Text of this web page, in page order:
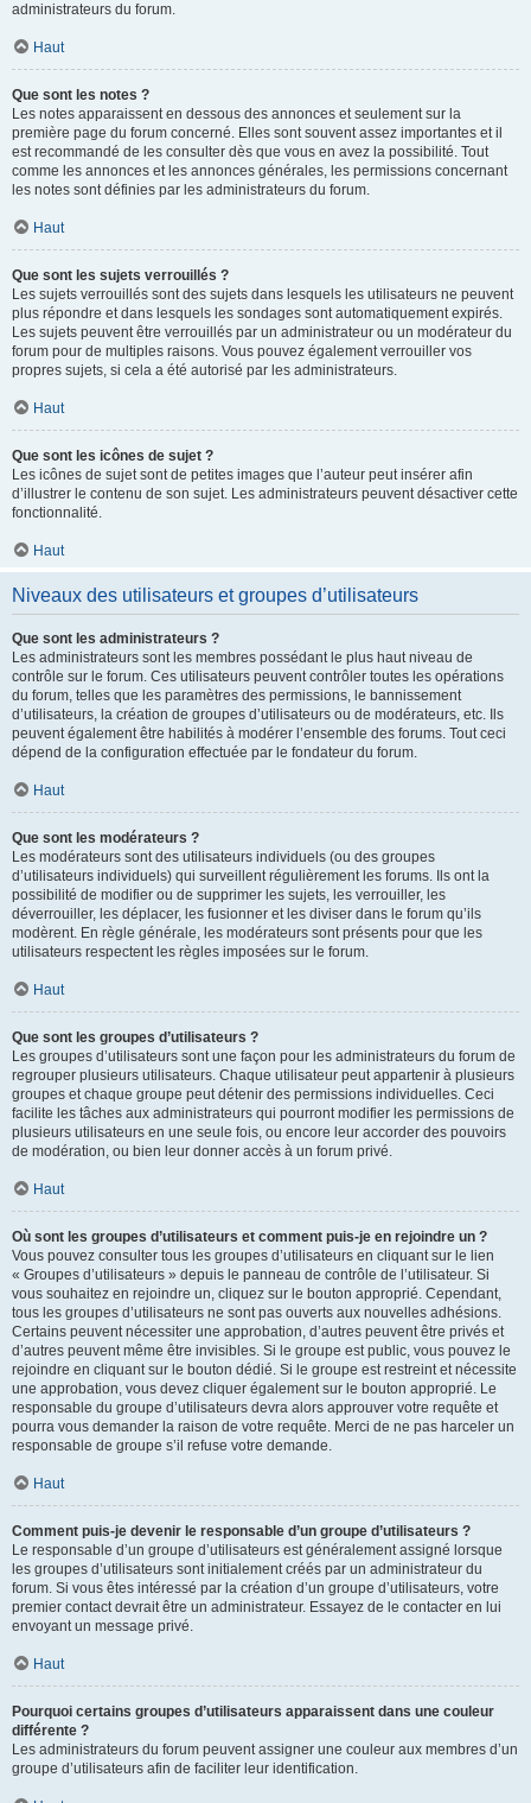
administrateurs du forum.
Haut
Que sont les notes ?
Les notes apparaissent en dessous des annonces et seulement sur la
première page du forum concerné. Elles sont souvent assez importantes et il
est recommandé de les consulter dès que vous en avez la possibilité. Tout
comme les annonces et les annonces générales, les permissions concernant
les notes sont définies par les administrateurs du forum.
Haut
Que sont les sujets verrouillés ?
Les sujets verrouillés sont des sujets dans lesquels les utilisateurs ne peuvent
plus répondre et dans lesquels les sondages sont automatiquement expirés.
Les sujets peuvent être verrouillés par un administrateur ou un modérateur du
forum pour de multiples raisons. Vous pouvez également verrouiller vos
propres sujets, si cela a été autorisé par les administrateurs.
Haut
Que sont les icônes de sujet ?
Les icônes de sujet sont de petites images que l’auteur peut insérer afin
d’illustrer le contenu de son sujet. Les administrateurs peuvent désactiver cette
fonctionnalité.
Haut
Niveaux des utilisateurs et groupes d’utilisateurs
Que sont les administrateurs ?
Les administrateurs sont les membres possédant le plus haut niveau de
contrôle sur le forum. Ces utilisateurs peuvent contrôler toutes les opérations
du forum, telles que les paramètres des permissions, le bannissement
d’utilisateurs, la création de groupes d’utilisateurs ou de modérateurs, etc. Ils
peuvent également être habilités à modérer l’ensemble des forums. Tout ceci
dépend de la configuration effectuée par le fondateur du forum.
Haut
Que sont les modérateurs ?
Les modérateurs sont des utilisateurs individuels (ou des groupes
d’utilisateurs individuels) qui surveillent régulièrement les forums. Ils ont la
possibilité de modifier ou de supprimer les sujets, les verrouiller, les
déverrouiller, les déplacer, les fusionner et les diviser dans le forum qu’ils
modèrent. En règle générale, les modérateurs sont présents pour que les
utilisateurs respectent les règles imposées sur le forum.
Haut
Que sont les groupes d’utilisateurs ?
Les groupes d’utilisateurs sont une façon pour les administrateurs du forum de
regrouper plusieurs utilisateurs. Chaque utilisateur peut appartenir à plusieurs
groupes et chaque groupe peut détenir des permissions individuelles. Ceci
facilite les tâches aux administrateurs qui pourront modifier les permissions de
plusieurs utilisateurs en une seule fois, ou encore leur accorder des pouvoirs
de modération, ou bien leur donner accès à un forum privé.
Haut
Où sont les groupes d’utilisateurs et comment puis-je en rejoindre un ?
Vous pouvez consulter tous les groupes d’utilisateurs en cliquant sur le lien
« Groupes d’utilisateurs » depuis le panneau de contrôle de l’utilisateur. Si
vous souhaitez en rejoindre un, cliquez sur le bouton approprié. Cependant,
tous les groupes d’utilisateurs ne sont pas ouverts aux nouvelles adhésions.
Certains peuvent nécessiter une approbation, d’autres peuvent être privés et
d’autres peuvent même être invisibles. Si le groupe est public, vous pouvez le
rejoindre en cliquant sur le bouton dédié. Si le groupe est restreint et nécessite
une approbation, vous devez cliquer également sur le bouton approprié. Le
responsable du groupe d’utilisateurs devra alors approuver votre requête et
pourra vous demander la raison de votre requête. Merci de ne pas harceler un
responsable de groupe s’il refuse votre demande.
Haut
Comment puis-je devenir le responsable d’un groupe d’utilisateurs ?
Le responsable d’un groupe d’utilisateurs est généralement assigné lorsque
les groupes d’utilisateurs sont initialement créés par un administrateur du
forum. Si vous êtes intéressé par la création d’un groupe d’utilisateurs, votre
premier contact devrait être un administrateur. Essayez de le contacter en lui
envoyant un message privé.
Haut
Pourquoi certains groupes d’utilisateurs apparaissent dans une couleur
différente ?
Les administrateurs du forum peuvent assigner une couleur aux membres d’un
groupe d’utilisateurs afin de faciliter leur identification.